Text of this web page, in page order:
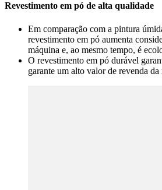
Revestimento em pó de alta qualidade
Em comparação com a pintura
revestimento em pó aumenta
máquina e, ao mesmo tempo, é
O revestimento em pó durável
garante um alto valor de revenda da